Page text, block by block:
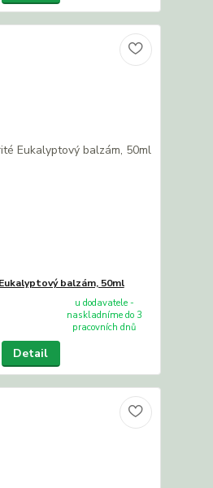
balzám, 50ml
u dodavatele -
naskladníme do 3
pracovních dnů
Detail